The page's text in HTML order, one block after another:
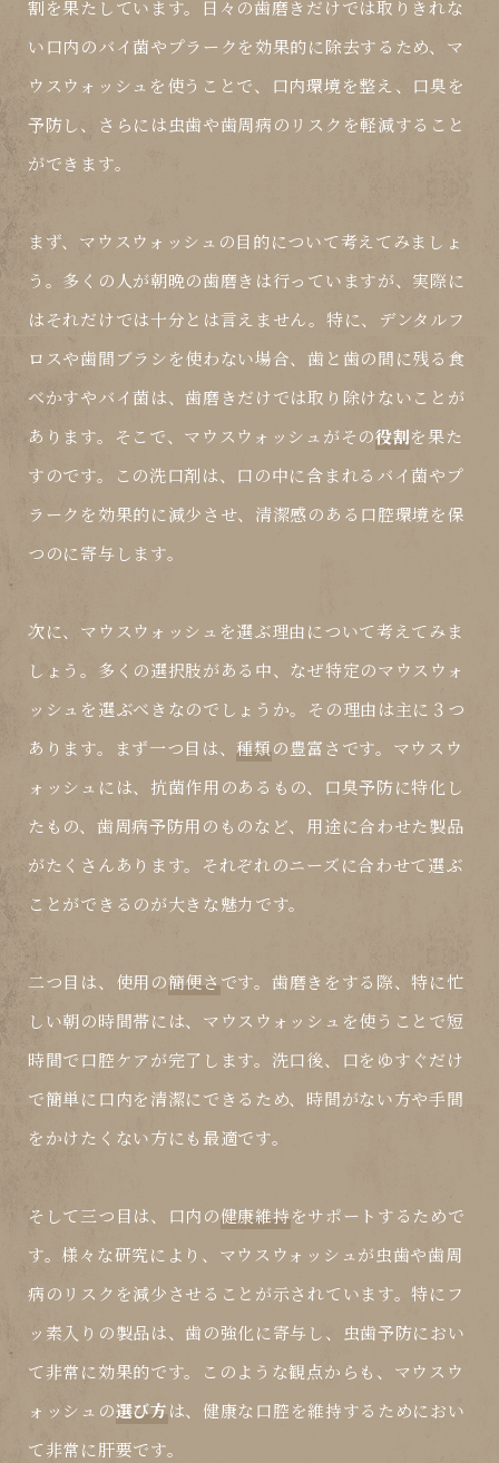
割を果たしています。日々の歯磨きだけでは取りきれな
い口内のバイ菌やプラークを効果的に除去するため、マ
ウスウォッシュを使うことで、口内環境を整え、口臭を
予防し、さらには虫歯や歯周病のリスクを軽減すること
ができます。
まず、マウスウォッシュの目的について考えてみましょ
う。多くの人が朝晩の歯磨きは行っていますが、実際に
はそれだけでは十分とは言えません。特に、デンタルフ
ロスや歯間ブラシを使わない場合、歯と歯の間に残る食
べかすやバイ菌は、歯磨きだけでは取り除けないことが
あります。そこで、マウスウォッシュがその役割を果た
すのです。この洗口剤は、口の中に含まれるバイ菌やプ
ラークを効果的に減少させ、清潔感のある口腔環境を保
つのに寄与します。
次に、マウスウォッシュを選ぶ理由について考えてみま
しょう。多くの選択肢がある中、なぜ特定のマウスウォ
ッシュを選ぶべきなのでしょうか。その理由は主に３つ
あります。まず一つ目は、 種類の豊富さです。マウスウ
ォッシュには、抗菌作用のあるもの、口臭予防に特化し
たもの、歯周病予防用のものなど、用途に合わせた製品
がたくさんあります。それぞれのニーズに合わせて選ぶ
ことができるのが大きな魅力です。
二つ目は、使用の簡便さです。歯磨きをする際、特に忙
しい朝の時間帯には、マウスウォッシュを使うことで短
時間で口腔ケアが完了します。洗口後、口をゆすぐだけ
で簡単に口内を清潔にできるため、時間がない方や手間
をかけたくない方にも最適です。
そして三つ目は、口内の健康維持をサポートするためで
す。様々な研究により、マウスウォッシュが虫歯や歯周
病のリスクを減少させることが示されています。特にフ
ッ素入りの製品は、歯の強化に寄与し、虫歯予防におい
て非常に効果的です。このような観点からも、マウスウ
ォッシュの選び方は、健康な口腔を維持するためにおい
て非常に肝要です。